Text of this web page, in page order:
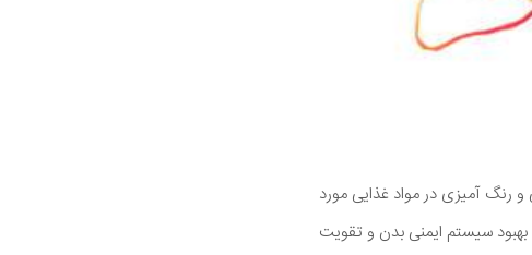
رنگ آمیزی در مواد غذایی مورد
سیستم ایمنی بدن و تقویت